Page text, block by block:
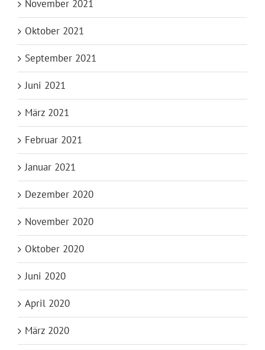
November 2021
Oktober 2021
September 2021
Juni 2021
März 2021
Februar 2021
Januar 2021
Dezember 2020
November 2020
Oktober 2020
Juni 2020
April 2020
März 2020